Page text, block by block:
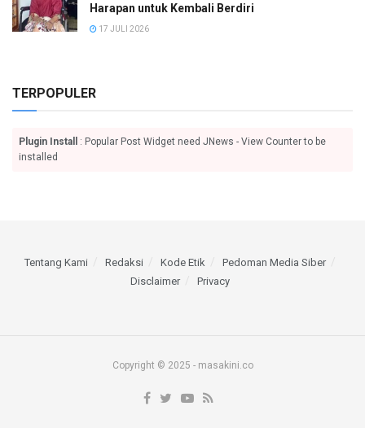
Harapan untuk Kembali Berdiri
17 JULI 2026
TERPOPULER
Plugin Install
: Popular Post Widget need JNews - View Counter to be
installed
Tentang Kami Redaksi Kode Etik
Pedoman Media Siber
Disclaimer
Privacy
Copyright © 2025 - masakini.co